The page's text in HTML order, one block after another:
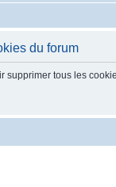
du forum
supprimer tous les